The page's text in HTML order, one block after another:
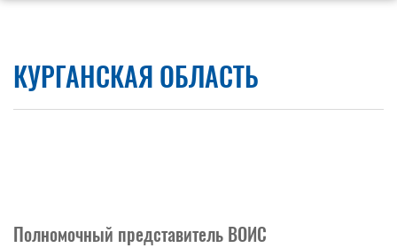
КУРГАНСКАЯ ОБЛАСТЬ
Полномочный представитель ВОИС